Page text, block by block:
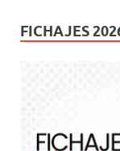
FICHAJES